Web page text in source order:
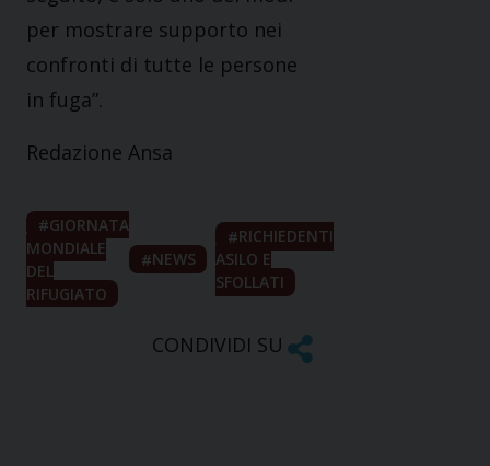
per mostrare supporto nei
confronti di tutte le persone
in fuga”.
Redazione Ansa
GIORNATA
MONDIALE
DEL
RIFUGIATO
NEWS
RICHIEDENTI
ASILO E
SFOLLATI
CONDIVIDI SU